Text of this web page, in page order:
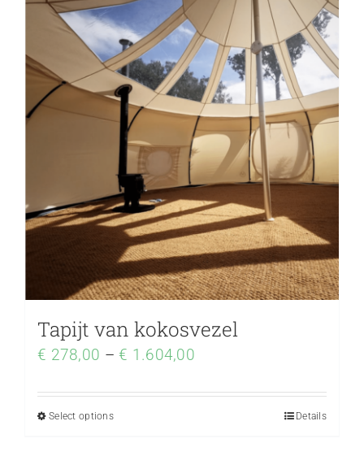
Tapijt van kokosvezel
€ 278,00 –€ 1.604,00
Select options Details